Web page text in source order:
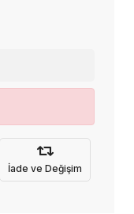
İade ve Değişim